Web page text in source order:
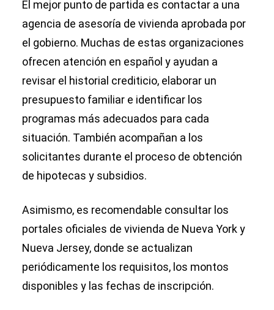
El mejor punto de partida es contactar a una
agencia de asesoría de vivienda aprobada por
el gobierno. Muchas de estas organizaciones
ofrecen atención en español y ayudan a
revisar el historial crediticio, elaborar un
presupuesto familiar e identificar los
programas más adecuados para cada
situación. También acompañan a los
solicitantes durante el proceso de obtención
de hipotecas y subsidios.
Asimismo, es recomendable consultar los
portales oficiales de vivienda de Nueva York y
Nueva Jersey, donde se actualizan
periódicamente los requisitos, los montos
disponibles y las fechas de inscripción.